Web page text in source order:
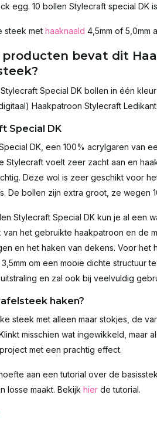
egg. 10 bollen Stylecraft special
steek met haaknaald 4,5mm of 5,0mm
producten bevat dit
Special DK bollen in één
Haakpatroon Stylecraft
Special DK
DK, een 100% acrylgaren van
Stylecraft voelt zeer zacht aan en
Deze wol is zeer geschikt voor
De bollen zijn extra groot, ze
Stylecraft Special DK kun je al een
van het gebruikte haakpatroon en de
en het haken van dekens. Voor het
om een mooie dichte structuur
en zal ook bij veelvuldig
haken?
steek met alleen maar stokjes, de
misschien wat ingewikkeld, maar
met een prachtig effect.
aan een tutorial over de
losse maakt. Bekijk hier de tutorial.